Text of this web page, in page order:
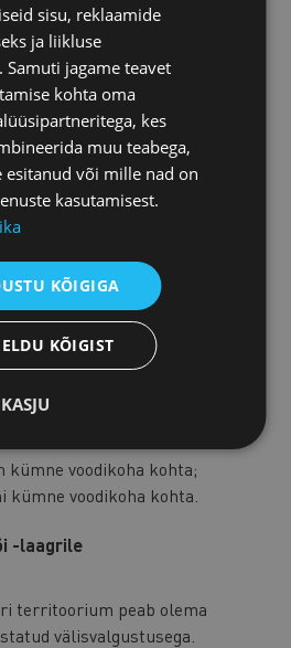
ja tualettruumid võivad olla
oleva pesemis- ja
olema vähemalt:
kümne voodikoha kohta;
kümne voodikoha kohta.
järgida sama nõuet, mis
-hoones peab olema toidu
ning puhkamiseks ja
ala.
laenutamise võimalus.
kümne voodikoha kohta;
voodikoha kohta.
-laagrile
territoorium peab olema
välisvalgustusega.
sisu, reklaamide
ja liikluse
Samuti jagame teavet
kohta oma
kes
muu teabega,
esitanud või mille nad on
kasutamisest.
KÕIGIGA
KÕIGIST